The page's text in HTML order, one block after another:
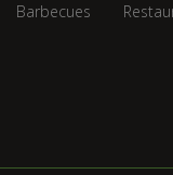
Barbecues